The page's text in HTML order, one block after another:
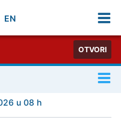
EN
OTVORI
u 08 h